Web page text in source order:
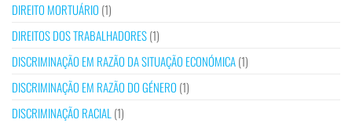
DIREITO MORTUÁRIO (1)
DIREITOS DOS TRABALHADORES(1)
DISCRIMINAÇÃO EM RAZÃO DA SITUAÇÃO ECONÓMICA(1)
DISCRIMINAÇÃO EM RAZÃO DO GÉNERO (1)
DISCRIMINAÇÃO RACIAL (1)